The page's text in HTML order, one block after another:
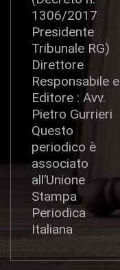
1306/2017
Presidente
Tribunale RG)
Direttore
Responsabile e
Editore : Avv.
Pietro Gurrieri
Questo
periodico è
associato
all’Unione
Stampa
Periodica
Italiana